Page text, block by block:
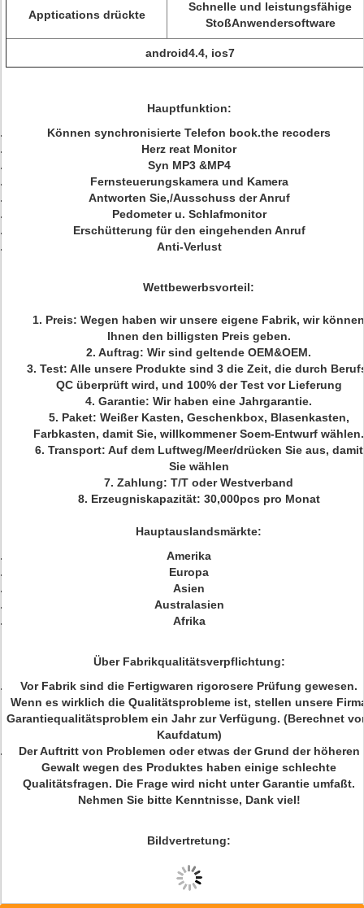
Apptications drückte
Schnelle und leistungsfähige
StoßAnwendersoftware
android4.4, ios7
Hauptfunktion:
Können synchronisierte Telefon book.the recoders
Herz reat Monitor
Syn MP3 &MP4
Fernsteuerungskamera und Kamera
Antworten Sie,/Ausschuss der Anruf
Pedometer u. Schlafmonitor
Erschütterung für den eingehenden Anruf
Anti-Verlust
Wettbewerbsvorteil:
1. Preis: Wegen haben wir unsere eigene Fabrik, wir können
Ihnen den billigsten Preis geben.
2. Auftrag: Wir sind geltende OEM&OEM.
3. Test: Alle unsere Produkte sind 3 die Zeit, die durch
QC überprüft wird, und 100% der Test vor Lieferung
4. Garantie: Wir haben eine Jahrgarantie.
5. Paket: Weißer Kasten, Geschenkbox, Blasenkasten,
Farbkasten, damit Sie, willkommener Soem-Entwurf wählen.
6. Transport: Auf dem Luftweg/Meer/drücken Sie aus, damit
Sie wählen
7. Zahlung: T/T oder Westverband
8. Erzeugniskapazität: 30,000pcs pro Monat
Hauptauslandsmärkte:
Amerika
Europa
Asien
Australasien
Afrika
Über Fabrikqualitätsverpflichtung:
Vor Fabrik sind die Fertigwaren rigorosere Prüfung gewesen.
Wenn es wirklich die Qualitätsprobleme ist, stellen unsere
Garantiequalitätsproblem ein Jahr zur Verfügung. (Berechnet
Kaufdatum)
Der Auftritt von Problemen oder etwas der Grund der höheren
Gewalt wegen des Produktes haben einige schlechte
Qualitätsfragen. Die Frage wird nicht unter Garantie umfaßt.
Nehmen Sie bitte Kenntnisse, Dank viel!
Bildvertretung: